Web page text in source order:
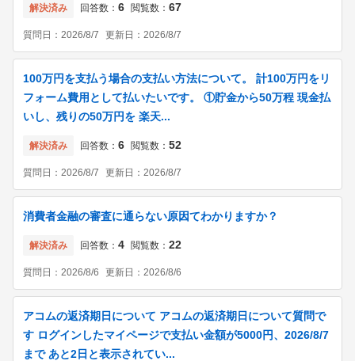
解決済み 回答数： 6 閲覧数： 67
質問日： 2026/8/7 更新日： 2026/8/7
100万円を支払う場合の支払い方法について。 計100万円をリ
フォーム費用として払いたいです。 ①貯金から50万程 現金払
いし、残りの50万円を 楽天...
解決済み 回答数： 6 閲覧数： 52
質問日： 2026/8/7 更新日： 2026/8/7
消費者金融の審査に通らない原因てわかりますか？
解決済み 回答数： 4 閲覧数： 22
質問日： 2026/8/6 更新日： 2026/8/6
アコムの返済期日について アコムの返済期日について質問で
す ログインしたマイページで支払い金額が5000円、2026/8/7
まで あと2日と表示されてい...